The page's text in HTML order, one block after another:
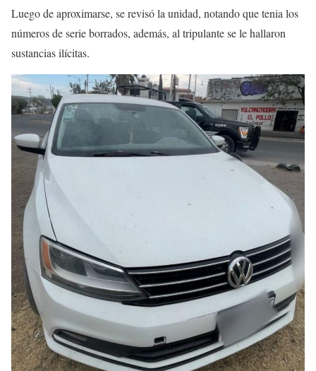
Luego de aproximarse, se revisó la unidad, notando que tenia los
números de serie borrados, además, al tripulante se le hallaron
sustancias ilícitas.